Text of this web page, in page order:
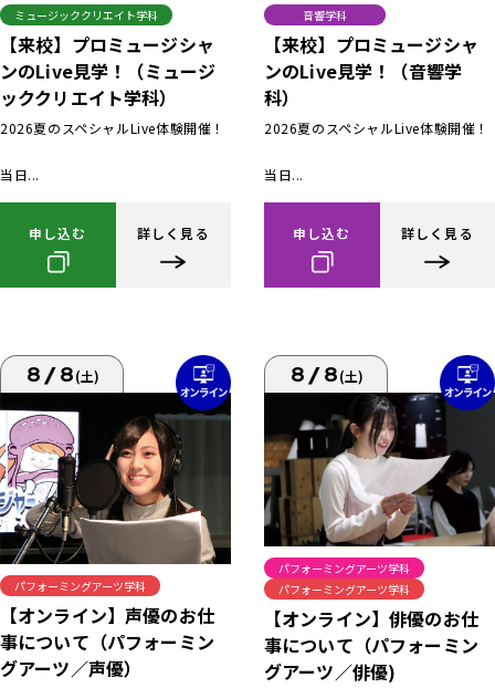
ミュージッククリエイト学科
【来校】プロミュージシャ
ンのLive見学！（ミュージ
ッククリエイト学科）
2026夏のスペシャルLive体験開催！
当日...
申し込む 詳しく見る
音響学科
【来校】プロミュージシャ
ンのLive見学！（音響学
科）
2026夏のスペシャルLive体験開催！
当日...
申し込む 詳しく見る
8/8(土)
パフォーミングアーツ学科
【オンライン】声優のお仕
事について（パフォーミン
グアーツ／声優）
8/8(土)
パフォーミングアーツ学科
パフォーミングアーツ学科
【オンライン】俳優のお仕
事について（パフォーミン
グアーツ／俳優)